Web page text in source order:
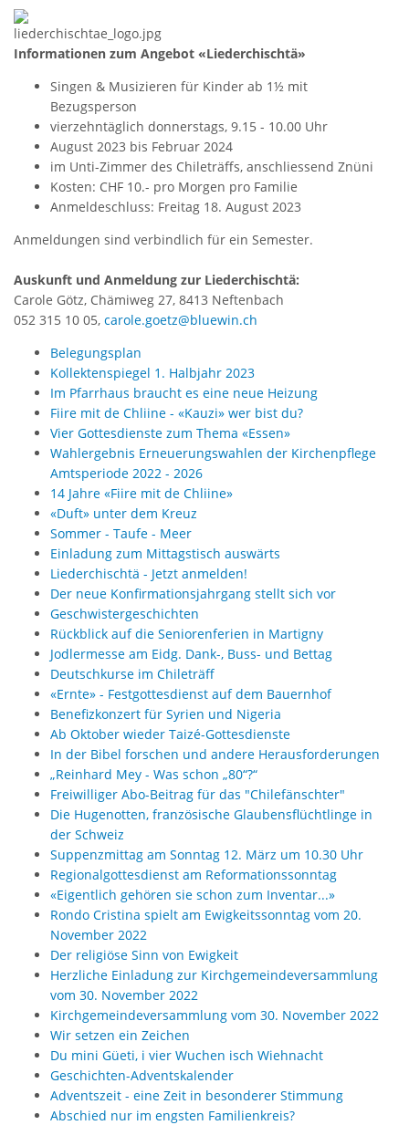
Informationen zum Angebot «Liederchischtä»
Singen & Musizieren für Kinder ab 1½ mit
Bezugsperson
vierzehntäglich donnerstags, 9.15 - 10.00 Uhr
August 2023 bis Februar 2024
im Unti-Zimmer des Chileträffs, anschliessend Znüni
Kosten: CHF 10.- pro Morgen pro Familie
Anmeldeschluss: Freitag 18. August 2023
Anmeldungen sind verbindlich für ein Semester.
Auskunft und Anmeldung zur Liederchischtä:
Carole Götz, Chämiweg 27, 8413 Neftenbach
052 315 10 05, carole.goetz@bluewin.ch
Belegungsplan
Kollektenspiegel 1. Halbjahr 2023
Im Pfarrhaus braucht es eine neue Heizung
Fiire mit de Chliine - «Kauzi» wer bist du?
Vier Gottesdienste zum Thema «Essen»
Wahlergebnis Erneuerungswahlen der Kirchenpflege
Amtsperiode 2022 - 2026
14 Jahre «Fiire mit de Chliine»
«Duft» unter dem Kreuz
Sommer - Taufe - Meer
Einladung zum Mittagstisch auswärts
Liederchischtä - Jetzt anmelden!
Der neue Konfirmationsjahrgang stellt sich vor
Geschwistergeschichten
Rückblick auf die Seniorenferien in Martigny
Jodlermesse am Eidg. Dank-, Buss- und Bettag
Deutschkurse im Chileträff
«Ernte» - Festgottesdienst auf dem Bauernhof
Benefizkonzert für Syrien und Nigeria
Ab Oktober wieder Taizé-Gottesdienste
In der Bibel forschen und andere Herausforderungen
„Reinhard Mey - Was schon „80“?“
Freiwilliger Abo-Beitrag für das "Chilefänschter"
Die Hugenotten, französische Glaubensflüchtlinge in
der Schweiz
Suppenzmittag am Sonntag 12. März um 10.30 Uhr
Regionalgottesdienst am Reformationssonntag
«Eigentlich gehören sie schon zum Inventar...»
Rondo Cristina spielt am Ewigkeitssonntag vom 20.
November 2022
Der religiöse Sinn von Ewigkeit
Herzliche Einladung zur Kirchgemeindeversammlung
vom 30. November 2022
Kirchgemeindeversammlung vom 30. November 2022
Wir setzen ein Zeichen
Du mini Güeti, i vier Wuchen isch Wiehnacht
Geschichten-Adventskalender
Adventszeit - eine Zeit in besonderer Stimmung
Abschied nur im engsten Familienkreis?